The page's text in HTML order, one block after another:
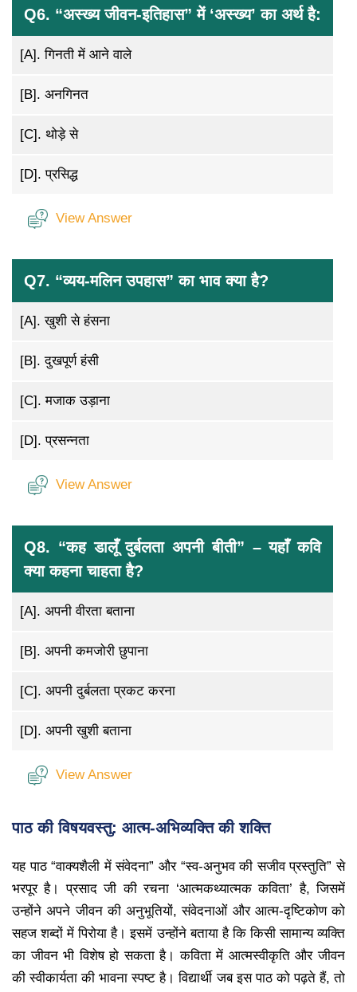
Q6. “अस्ख्य जीवन-इतिहास” में ‘अस्ख्य’ का अर्थ है:
[A].गिनती में आने वाले
[B]. अनगिनत
[C]. थोड़े से
[D].प्रसिद्ध
View Answer
Q7. “व्यय-मलिन उपहास” का भाव क्या है?
[A].खुशी से हंसना
[B].दुखपूर्ण हंसी
[C].मजाक उड़ाना
[D].प्रसन्नता
View Answer
Q8. “कह डालूँ दुर्बलता अपनी बीती” – यहाँ कवि
क्या कहना चाहता है?
[A]. अपनी वीरता बताना
[B]. अपनी कमजोरी छुपाना
[C]. अपनी दुर्बलता प्रकट करना
[D]. अपनी खुशी बताना
View Answer
पाठ की विषयवस्तु: आत्म-अभिव्यक्ति की शक्ति
यह पाठ “वाक्यशैली में संवेदना” और “स्व-अनुभव की सजीव प्रस्तुति” से
भरपूर है। प्रसाद जी की रचना ‘आत्मकथ्यात्मक कविता’ है, जिसमें
उन्होंने अपने जीवन की अनुभूतियों, संवेदनाओं और आत्म-दृष्टिकोण को
सहज शब्दों में पिरोया है। इसमें उन्होंने बताया है कि किसी सामान्य व्यक्ति
का जीवन भी विशेष हो सकता है। कविता में आत्मस्वीकृति और जीवन
की स्वीकार्यता की भावना स्पष्ट है। विद्यार्थी जब इस पाठ को पढ़ते हैं, तो